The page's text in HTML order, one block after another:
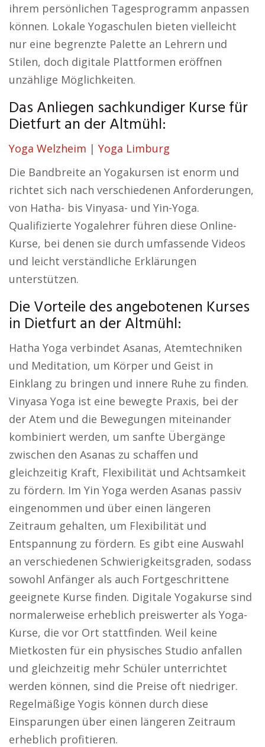
ihrem persönlichen Tagesprogramm anpassen
können. Lokale Yogaschulen bieten vielleicht
nur eine begrenzte Palette an Lehrern und
Stilen, doch digitale Plattformen eröffnen
unzählige Möglichkeiten.
Das Anliegen sachkundiger Kurse für
Dietfurt an der Altmühl:
Yoga Welzheim | Yoga Limburg
Die Bandbreite an Yogakursen ist enorm und
richtet sich nach verschiedenen Anforderungen,
von Hatha- bis Vinyasa- und Yin-Yoga.
Qualifizierte Yogalehrer führen diese Online-
Kurse, bei denen sie durch umfassende Videos
und leicht verständliche Erklärungen
unterstützen.
Die Vorteile des angebotenen Kurses
in Dietfurt an der Altmühl:
Hatha Yoga verbindet Asanas, Atemtechniken
und Meditation, um Körper und Geist in
Einklang zu bringen und innere Ruhe zu finden.
Vinyasa Yoga ist eine bewegte Praxis, bei der
der Atem und die Bewegungen miteinander
kombiniert werden, um sanfte Übergänge
zwischen den Asanas zu schaffen und
gleichzeitig Kraft, Flexibilität und Achtsamkeit
zu fördern. Im Yin Yoga werden Asanas passiv
eingenommen und über einen längeren
Zeitraum gehalten, um Flexibilität und
Entspannung zu fördern. Es gibt eine Auswahl
an verschiedenen Schwierigkeitsgraden, sodass
sowohl Anfänger als auch Fortgeschrittene
geeignete Kurse finden. Digitale Yogakurse sind
normalerweise erheblich preiswerter als Yoga-
Kurse, die vor Ort stattfinden. Weil keine
Mietkosten für ein physisches Studio anfallen
und gleichzeitig mehr Schüler unterrichtet
werden können, sind die Preise oft niedriger.
Regelmäßige Yogis können durch diese
Einsparungen über einen längeren Zeitraum
erheblich profitieren.